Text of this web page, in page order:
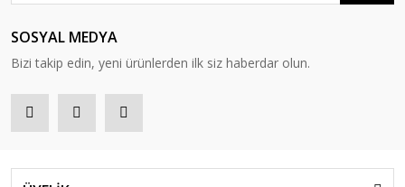
SOSYAL MEDYA
Bizi takip edin, yeni ürünlerden ilk siz haberdar olun.